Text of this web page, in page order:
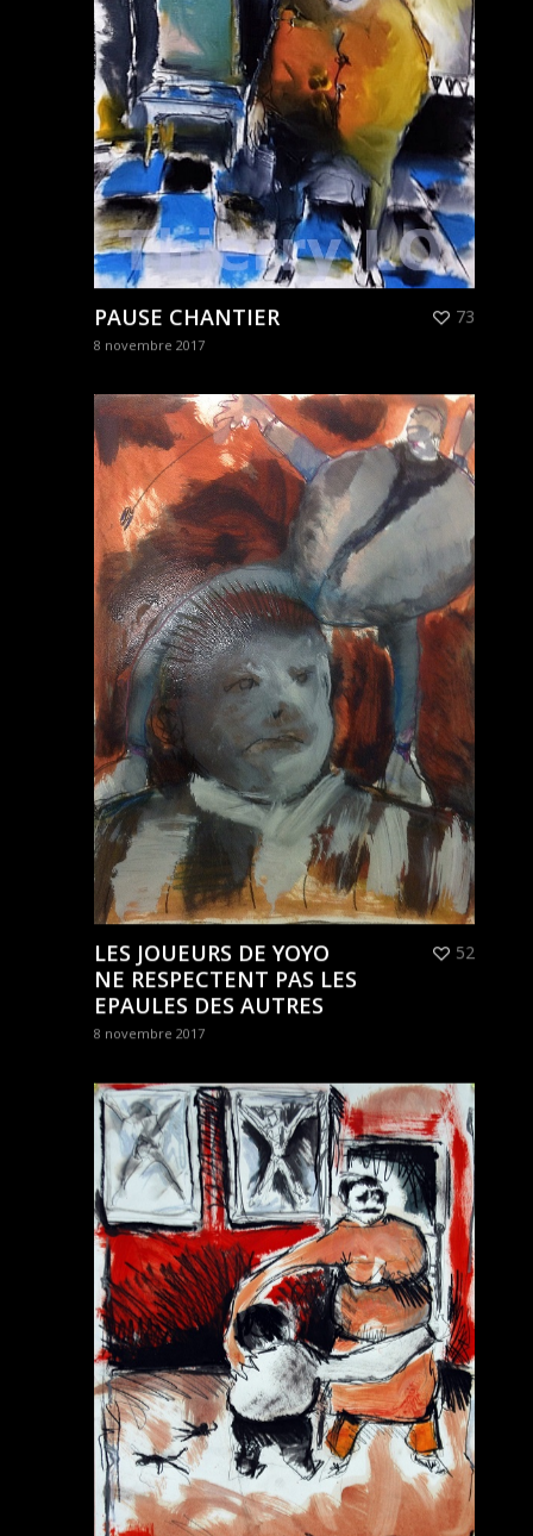
PAUSE CHANTIER
8 novembre 2017
73
LES JOUEURS DE YOYO
NE RESPECTENT PAS LES
EPAULES DES AUTRES
8 novembre 2017
52